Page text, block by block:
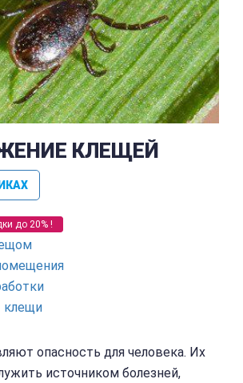
КЛЕЩЕЙ
до 20% !
клещи
опасность для человека. Их
источником болезней,